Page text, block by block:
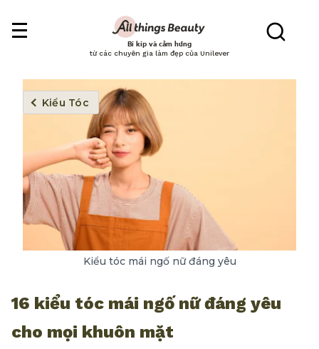
Bí kíp và cảm hứng
từ các chuyên gia làm đẹp của Unilever
Kiểu Tóc
Kiểu tóc mái ngố nữ đáng yêu
16 kiểu tóc mái ngố nữ đáng yêu
cho mọi khuôn mặt